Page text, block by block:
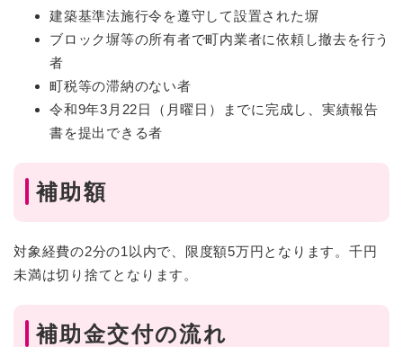
建築基準法施行令を遵守して設置された塀
ブロック塀等の所有者で町内業者に依頼し撤去を行う
者
町税等の滞納のない者
令和9年3月22日（月曜日）までに完成し、実績報告
書を提出できる者
補助額
対象経費の2分の1以内で、限度額5万円となります。千円
未満は切り捨てとなります。
補助金交付の流れ